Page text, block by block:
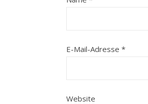
E-Mail-Adresse *
Website